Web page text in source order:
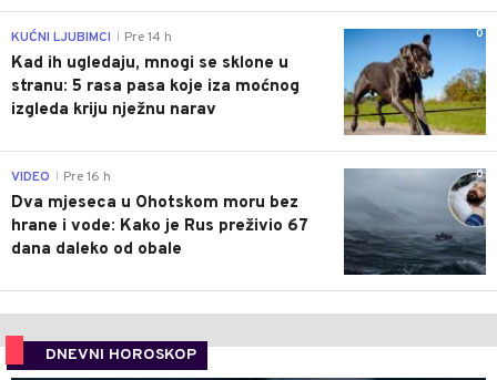
0
KUĆNI LJUBIMCI Pre 14 h
Kad ih ugledaju, mnogi se sklone u
stranu: 5 rasa pasa koje iza moćnog
izgleda kriju nježnu narav
0
VIDEO Pre 16 h
Dva mjeseca u Ohotskom moru bez
hrane i vode: Kako je Rus preživio 67
dana daleko od obale
DNEVNI HOROSKOP